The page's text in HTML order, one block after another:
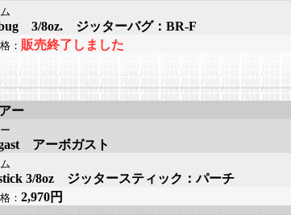
3/8oz. ジッターバグ：BR-F
： 販売終了しました
ー
アーボガスト
3/8oz ジッタースティック：パーチ
： 2,970円